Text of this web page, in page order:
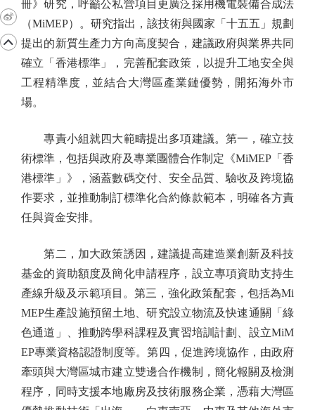
冊》研究，呼籲公私營項目更廣泛採用機電裝備合成法
（MiMEP）。研究指出，該技術與國家「十五五」規劃
提出的新質生產力方向高度契合，建議政府與業界共同
確立「香港標準」，完善配套政策，以提升工地安全與
工程精準度，並結合大灣區產業鏈優勢，開拓海外市
場。
專責小組就四大範疇提出多項建議。第一，確立技
術標準，包括與政府及專業團體合作制定《MiMEP「香
港標準」》，涵蓋數碼交付、安全品質、驗收及跨境協
作要求，並推動制訂標準化合約條款範本，明確各方責
任與資金安排。
第二，加大政策誘因，建議提高建造業創新及科技
基金的資助額度及簡化申請程序，設立專項資助支持生
產線升級及示範項目。第三，強化政策配套，包括為Mi
MEP生產設施預留土地、研究設立物流及快速通關「綠
色通道」、推動跨學科課程及實習培訓計劃、設立MiM
EP專業資格認證制度等。第四，促進跨境協作，由政府
牽頭與大灣區城市建立雙邊合作機制，簡化報關及檢測
程序，同時支援本地廠房及技術服務企業，憑藉大灣區